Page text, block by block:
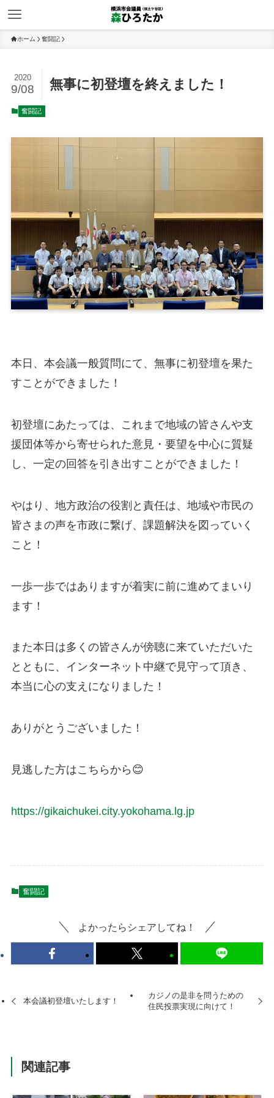
ホーム 奮闘記
無事に初登壇を終えました！
2020
9/08
奮闘記
本日、本会議一般質問にて、無事に初登壇を果た
すことができました！
初登壇にあたっては、これまで地域の皆さんや支
援団体等から寄せられた意見・要望を中心に質疑
し、一定の回答を引き出すことができました！
やはり、地方政治の役割と責任は、地域や市民の
皆さまの声を市政に繋げ、課題解決を図っていく
こと！
一歩一歩ではありますが着実に前に進めてまいり
ます！
また本日は多くの皆さんが傍聴に来ていただいた
とともに、インターネット中継で見守って頂き、
本当に心の支えになりました！
ありがとうございました！
見逃した方はこちらから😊
https://gikaichukei.city.yokohama.lg.jp
奮闘記
よかったらシェアしてね！
本会議初登壇いたします！
カジノの是非を問うための
住民投票実現に向けて！
関連記事